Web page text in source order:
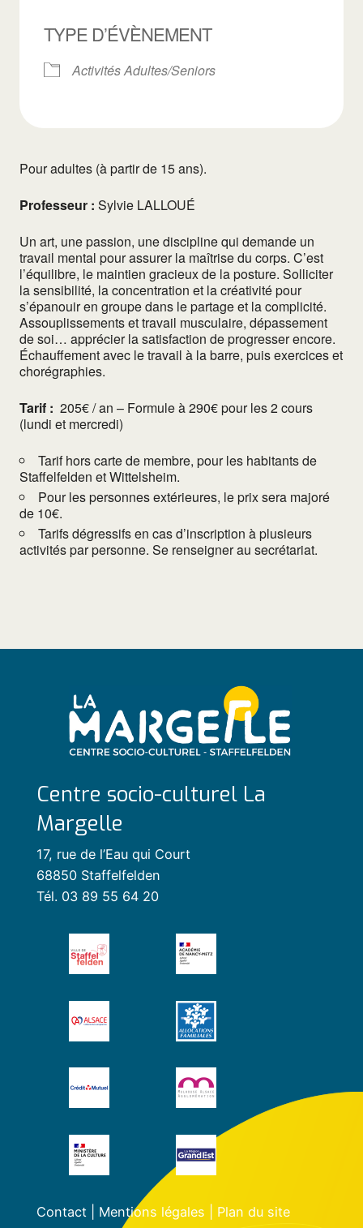
TYPE D’ÉVÈNEMENT
Activités Adultes/Seniors
Pour adultes (à partir de 15 ans).
Professeur : Sylvie LALLOUÉ
Un art, une passion, une discipline qui demande un
travail mental pour assurer la maîtrise du corps. C’est
l’équilibre, le maintien gracieux de la posture. Solliciter
la sensibilité, la concentration et la créativité pour
s’épanouir en groupe dans le partage et la complicité.
Assouplissements et travail musculaire, dépassement
de soi… apprécier la satisfaction de progresser encore.
Échauffement avec le travail à la barre, puis exercices et
chorégraphies.
Tarif : 205€ / an – Formule à 290€ pour les 2 cours
(lundi et mercredi)
Tarif hors carte de membre, pour les habitants de
Staffelfelden et Wittelsheim.
Pour les personnes extérieures, le prix sera majoré
de 10€.
Tarifs dégressifs en cas d’inscription à plusieurs
activités par personne. Se renseigner au secrétariat.
Centre socio-culturel La
Margelle
17, rue de l’Eau qui Court
68850 Staffelfelden
Tél. 03 89 55 64 20
Contact| Mentions légales Plan du site